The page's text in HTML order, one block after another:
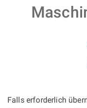
Falls erforderlich